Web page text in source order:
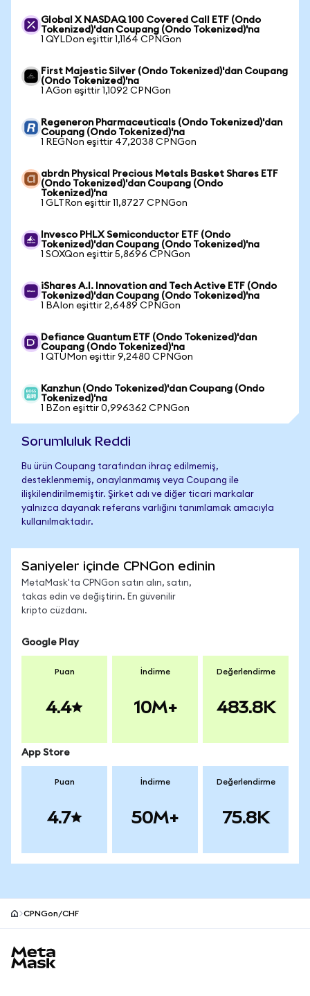
Global X NASDAQ 100 Covered Call ETF (Ondo
Tokenized)'dan Coupang (Ondo Tokenized)'na
1 QYLDon eşittir 1,1164 CPNGon
First Majestic Silver (Ondo Tokenized)'dan Coupang
(Ondo Tokenized)'na
1 AGon eşittir 1,1092 CPNGon
Regeneron Pharmaceuticals (Ondo Tokenized)'dan
Coupang (Ondo Tokenized)'na
1 REGNon eşittir 47,2038 CPNGon
abrdn Physical Precious Metals Basket Shares ETF
(Ondo Tokenized)'dan Coupang (Ondo
Tokenized)'na
1 GLTRon eşittir 11,8727 CPNGon
Invesco PHLX Semiconductor ETF (Ondo
Tokenized)'dan Coupang (Ondo Tokenized)'na
1 SOXQon eşittir 5,8696 CPNGon
iShares A.I. Innovation and Tech Active ETF (Ondo
Tokenized)'dan Coupang (Ondo Tokenized)'na
1 BAIon eşittir 2,6489 CPNGon
Defiance Quantum ETF (Ondo Tokenized)'dan
Coupang (Ondo Tokenized)'na
1 QTUMon eşittir 9,2480 CPNGon
Kanzhun (Ondo Tokenized)'dan Coupang (Ondo
Tokenized)'na
1 BZon eşittir 0,996362 CPNGon
Sorumluluk Reddi
Bu ürün Coupang tarafından ihraç edilmemiş,
desteklenmemiş, onaylanmamış veya Coupang ile
ilişkilendirilmemiştir. Şirket adı ve diğer ticari markalar
yalnızca dayanak referans varlığını tanımlamak amacıyla
kullanılmaktadır.
Saniyeler içinde CPNGon edinin
MetaMask'ta CPNGon satın alın, satın,
takas edin ve değiştirin. En güvenilir
kripto cüzdanı.
Google Play
Puan
4.4
İndirme
10M+
Değerlendirme
483.8K
App Store
Puan
4.7
İndirme
50M+
Değerlendirme
75.8K
CPNGon/CHF